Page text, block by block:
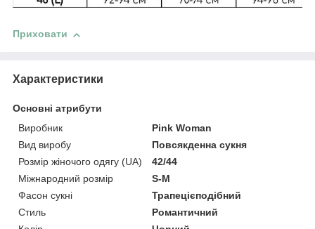
Приховати
Характеристики
Основні атрибути
Виробник
Pink Woman
Вид виробу
Повсякденна сукня
Розмір жіночого одягу (UA)
42/44
Міжнародний розмір
S-M
Фасон сукні
Трапецієподібний
Стиль
Романтичний